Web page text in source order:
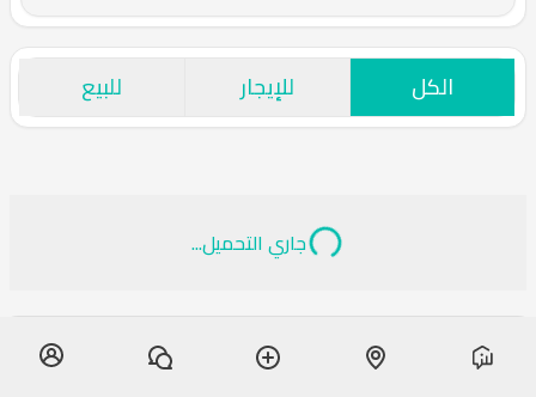
الكل للإيجار للبيع
جاري التحميل...